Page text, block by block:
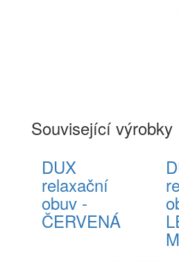
Související výrobky
DUX
relaxační
obuv -
ČERVENÁ